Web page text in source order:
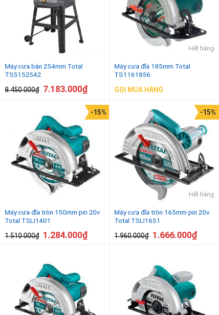
Máy cưa bàn 254mm Total
TS5152542
8.450.000₫ 7.183.000₫
Hết hàng
Máy cưa đĩa 185mm Total
TS1161856
GỌI MUA HÀNG
Máy cưa đĩa tròn 150mm pin 20v
Total TSLI1401
1.510.000₫
-15%
1.284.000₫
Hết hàng
Máy cưa đĩa tròn 165mm pin 20v
Total TSLI1651
1.960.000₫
-15%
1.666.000₫